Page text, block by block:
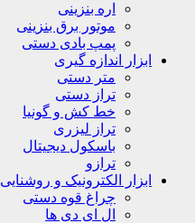
اره بنزینی
موتور برق بنزینی
پمپ بادی دستی
ابزار اندازه گیری
متر دستی
تراز دستی
خط کش و گونیا
تراز لیزری
باسکول دیجیتال
ترازو
ابزار الکترونیک و روشنایی
چراغ قوه دستی
ال ای دی ها